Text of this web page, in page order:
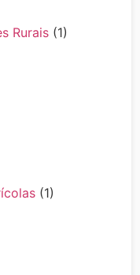
Rurais (1)
(1)